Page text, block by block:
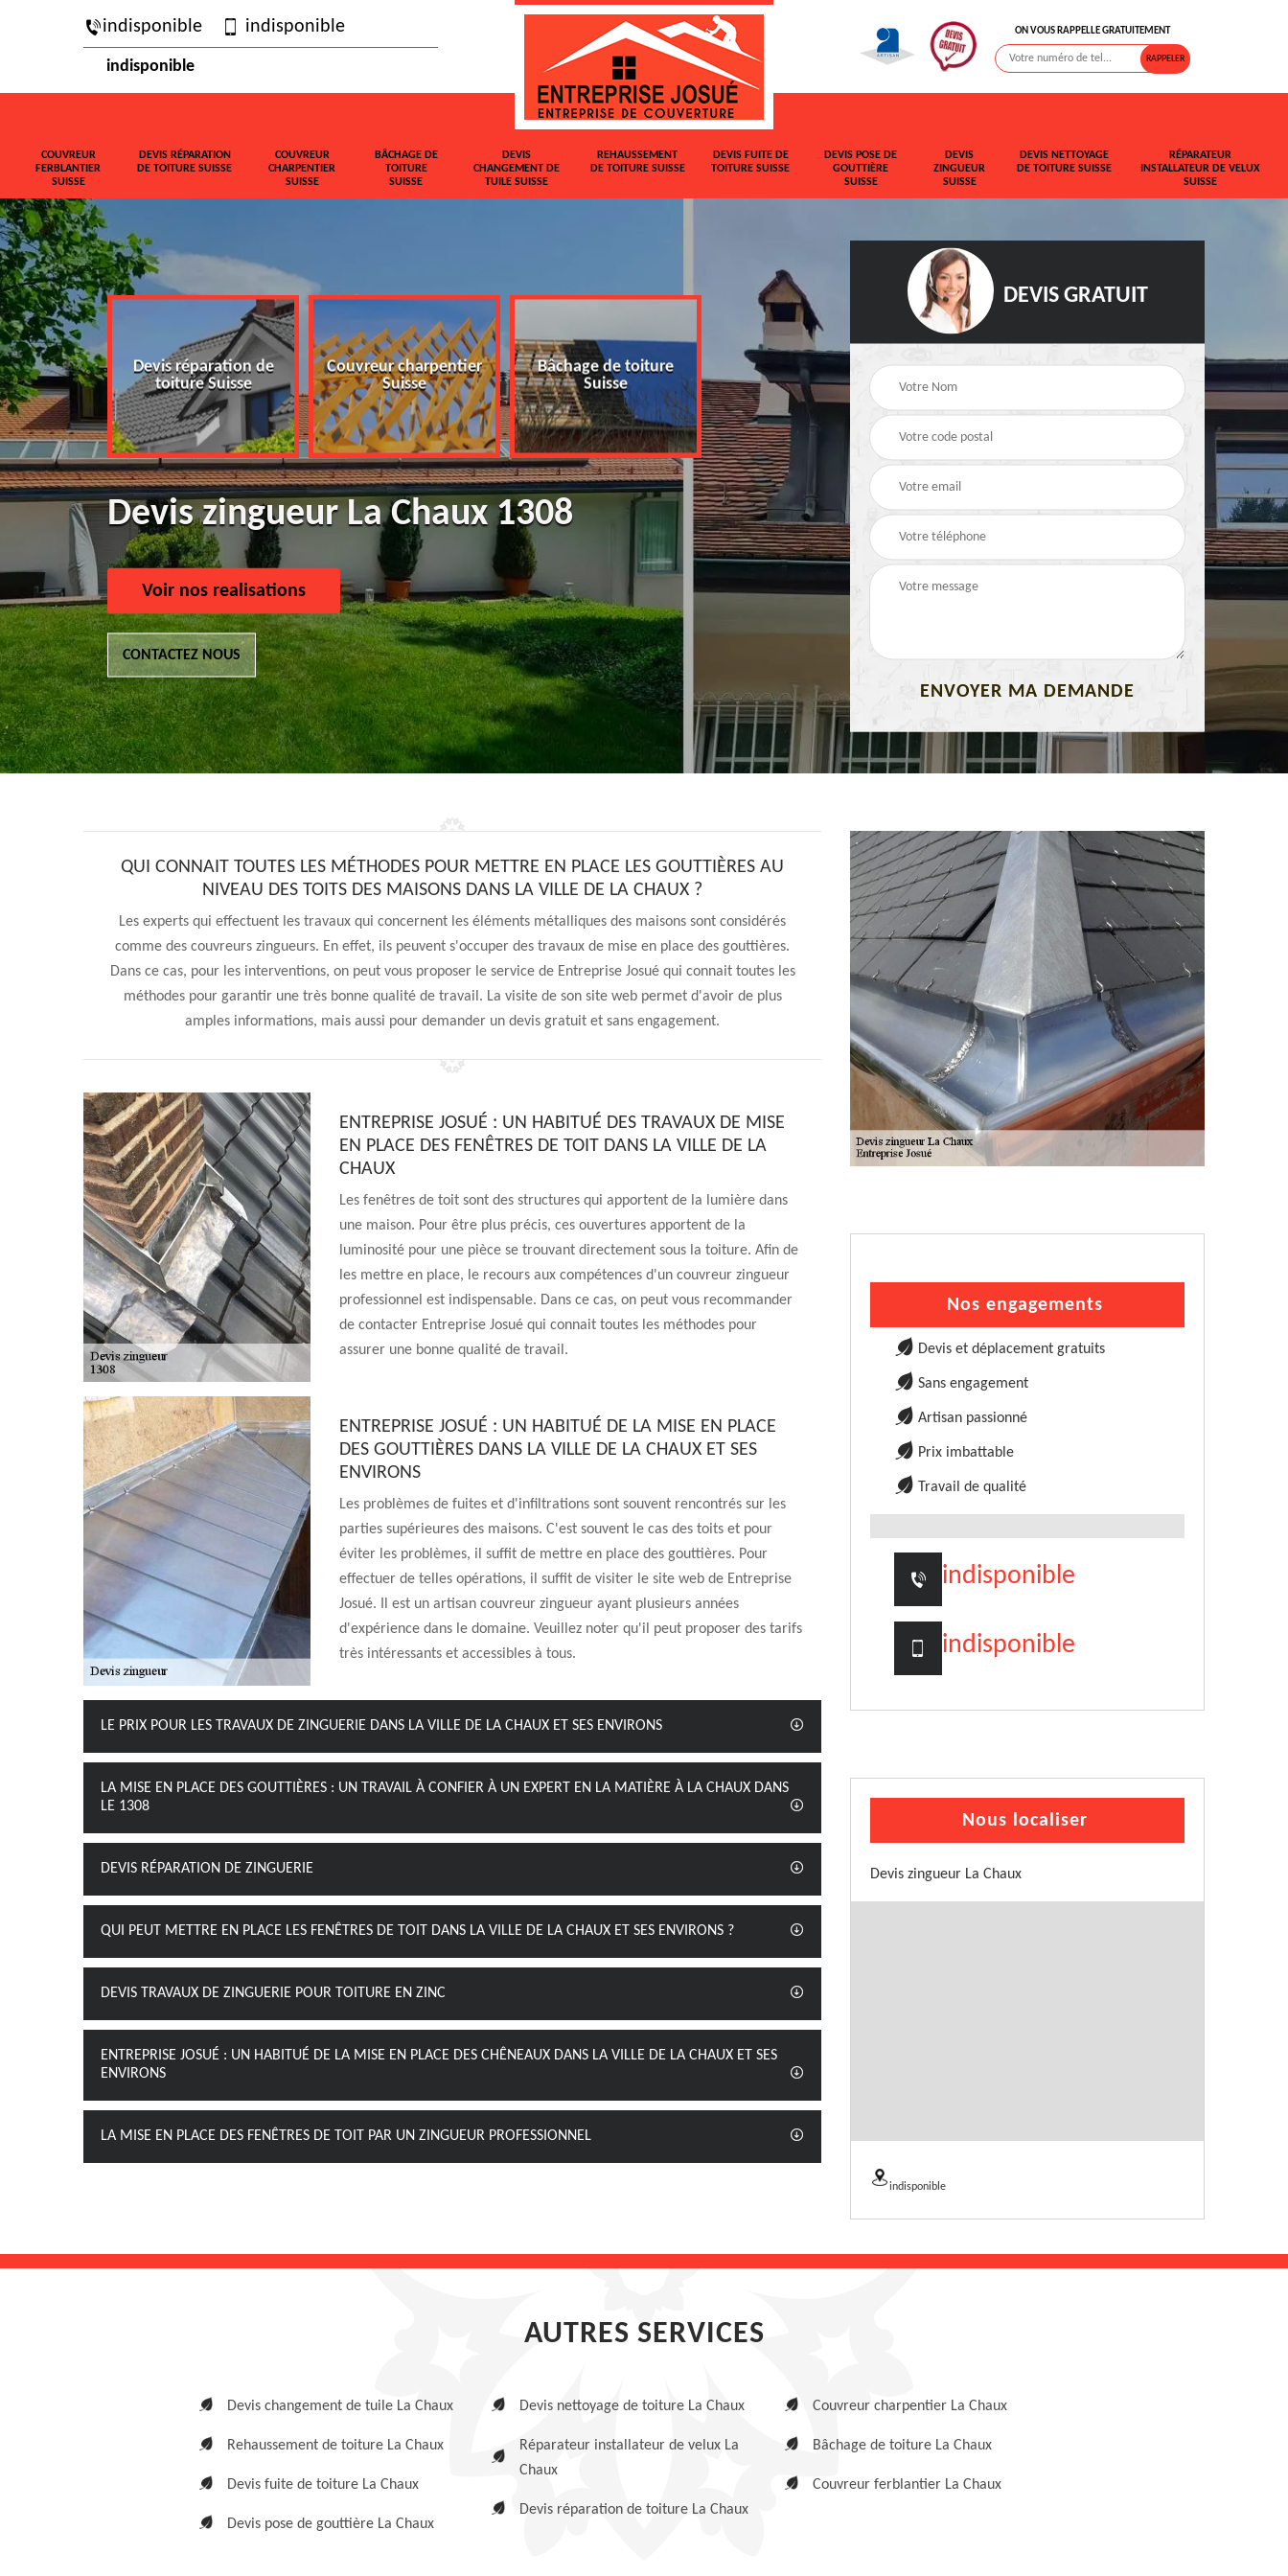
indisponible indisponible
indisponible
ON VOUS RAPPELLE GRATUITEMENT
COUVREUR
FERBLANTIER
SUISSE
DEVIS RÉPARATION
DE TOITURE SUISSE
COUVREUR
CHARPENTIER
SUISSE
BÂCHAGE DE
TOITURE
SUISSE
DEVIS
CHANGEMENT DE
TUILE SUISSE
REHAUSSEMENT
DE TOITURE SUISSE
DEVIS FUITE DE
TOITURE SUISSE
DEVIS POSE DE
GOUTTIÈRE
SUISSE
DEVIS
ZINGUEUR
SUISSE
DEVIS NETTOYAGE
DE TOITURE SUISSE
RÉPARATEUR
INSTALLATEUR DE VELUX
SUISSE
Devis réparation de
toiture Suisse
Couvreur charpentier
Suisse
Bâchage de toiture
Suisse
Devis changement de
tuile Suisse
Rehaussement de
Devis fuite de toiture
Suisse
Devis zingueur La Chaux 1308
Voir nos realisations
CONTACTEZ NOUS
DEVIS GRATUIT
QUI CONNAIT TOUTES LES MÉTHODES POUR METTRE EN PLACE LES GOUTTIÈRES AU
NIVEAU DES TOITS DES MAISONS DANS LA VILLE DE LA CHAUX ?
Les experts qui effectuent les travaux qui concernent les éléments métalliques des maisons sont considérés
comme des couvreurs zingueurs. En effet, ils peuvent s'occuper des travaux de mise en place des gouttières.
Dans ce cas, pour les interventions, on peut vous proposer le service de Entreprise Josué qui connait toutes les
méthodes pour garantir une très bonne qualité de travail. La visite de son site web permet d'avoir de plus
amples informations, mais aussi pour demander un devis gratuit et sans engagement.
ENTREPRISE JOSUÉ : UN HABITUÉ DES TRAVAUX DE MISE
EN PLACE DES FENÊTRES DE TOIT DANS LA VILLE DE LA
CHAUX
Les fenêtres de toit sont des structures qui apportent de la lumière dans
une maison. Pour être plus précis, ces ouvertures apportent de la
luminosité pour une pièce se trouvant directement sous la toiture. Afin de
les mettre en place, le recours aux compétences d'un couvreur zingueur
professionnel est indispensable. Dans ce cas, on peut vous recommander
de contacter Entreprise Josué qui connait toutes les méthodes pour
assurer une bonne qualité de travail.
ENTREPRISE JOSUÉ : UN HABITUÉ DE LA MISE EN PLACE
DES GOUTTIÈRES DANS LA VILLE DE LA CHAUX ET SES
ENVIRONS
Les problèmes de fuites et d'infiltrations sont souvent rencontrés sur les
parties supérieures des maisons. C'est souvent le cas des toits et pour
éviter les problèmes, il suffit de mettre en place des gouttières. Pour
effectuer de telles opérations, il suffit de visiter le site web de Entreprise
Josué. Il est un artisan couvreur zingueur ayant plusieurs années
d'expérience dans le domaine. Veuillez noter qu'il peut proposer des tarifs
très intéressants et accessibles à tous.
LE PRIX POUR LES TRAVAUX DE ZINGUERIE DANS LA VILLE DE LA CHAUX ET SES ENVIRONS
LA MISE EN PLACE DES GOUTTIÈRES : UN TRAVAIL À CONFIER À UN EXPERT EN LA MATIÈRE À LA CHAUX DANS
LE 1308
DEVIS RÉPARATION DE ZINGUERIE
QUI PEUT METTRE EN PLACE LES FENÊTRES DE TOIT DANS LA VILLE DE LA CHAUX ET SES ENVIRONS ?
DEVIS TRAVAUX DE ZINGUERIE POUR TOITURE EN ZINC
ENTREPRISE JOSUÉ : UN HABITUÉ DE LA MISE EN PLACE DES CHÊNEAUX DANS LA VILLE DE LA CHAUX ET SES
ENVIRONS
LA MISE EN PLACE DES FENÊTRES DE TOIT PAR UN ZINGUEUR PROFESSIONNEL
Nos engagements
Devis et déplacement gratuits
Sans engagement
Artisan passionné
Prix imbattable
Travail de qualité
indisponible
indisponible
Nous localiser
Devis zingueur La Chaux
indisponible
AUTRES SERVICES
Devis changement de tuile La Chaux
Rehaussement de toiture La Chaux
Devis fuite de toiture La Chaux
Devis pose de gouttière La Chaux
Devis nettoyage de toiture La Chaux
Réparateur installateur de velux La
Chaux
Devis réparation de toiture La Chaux
Couvreur charpentier La Chaux
Bâchage de toiture La Chaux
Couvreur ferblantier La Chaux